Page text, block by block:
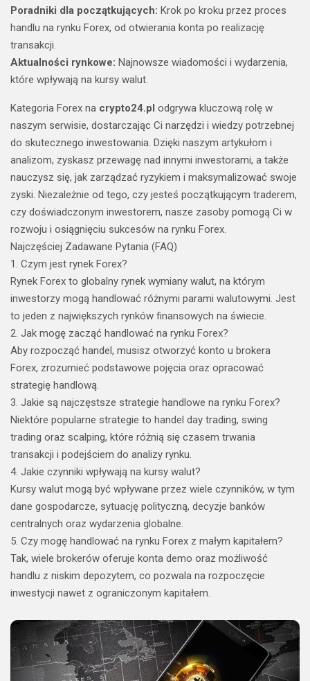
Poradniki dla początkujących: Krok po kroku przez proces
handlu na rynku Forex, od otwierania konta po realizację
transakcji.
Aktualności rynkowe: Najnowsze wiadomości i wydarzenia,
które wpływają na kursy walut.
Kategoria Forex na crypto24.pl odgrywa kluczową rolę w
naszym serwisie, dostarczając Ci narzędzi i wiedzy potrzebnej
do skutecznego inwestowania. Dzięki naszym artykułom i
analizom, zyskasz przewagę nad innymi inwestorami, a także
nauczysz się, jak zarządzać ryzykiem i maksymalizować swoje
zyski. Niezależnie od tego, czy jesteś początkującym traderem,
czy doświadczonym inwestorem, nasze zasoby pomogą Ci w
rozwoju i osiągnięciu sukcesów na rynku Forex.
Najczęściej Zadawane Pytania (FAQ)
1. Czym jest rynek Forex?
Rynek Forex to globalny rynek wymiany walut, na którym
inwestorzy mogą handlować różnymi parami walutowymi. Jest
to jeden z największych rynków finansowych na świecie.
2. Jak mogę zacząć handlować na rynku Forex?
Aby rozpocząć handel, musisz otworzyć konto u brokera
Forex, zrozumieć podstawowe pojęcia oraz opracować
strategię handlową.
3. Jakie są najczęstsze strategie handlowe na rynku Forex?
Niektóre popularne strategie to handel day trading, swing
trading oraz scalping, które różnią się czasem trwania
transakcji i podejściem do analizy rynku.
4. Jakie czynniki wpływają na kursy walut?
Kursy walut mogą być wpływane przez wiele czynników, w tym
dane gospodarcze, sytuację polityczną, decyzje banków
centralnych oraz wydarzenia globalne.
5. Czy mogę handlować na rynku Forex z małym kapitałem?
Tak, wiele brokerów oferuje konta demo oraz możliwość
handlu z niskim depozytem, co pozwala na rozpoczęcie
inwestycji nawet z ograniczonym kapitałem.